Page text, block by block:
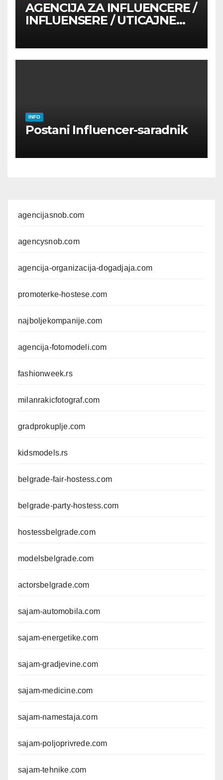
AGENCIJA ZA INFLUENCERE /
INFLUENSERE / UTICAJNE
INFO
Postani Influencer-saradnik
agencijasnob.com
agencysnob.com
agencija-organizacija-dogadjaja.com
promoterke-hostese.com
najboljekompanije.com
agencija-fotomodeli.com
fashionweek.rs
milanrakicfotograf.com
gradprokuplje.com
kidsmodels.rs
belgrade-fair-hostess.com
belgrade-party-hostess.com
hostessbelgrade.com
modelsbelgrade.com
actorsbelgrade.com
sajam-automobila.com
sajam-energetike.com
sajam-gradjevine.com
sajam-medicine.com
sajam-namestaja.com
sajam-poljoprivrede.com
sajam-tehnike.com